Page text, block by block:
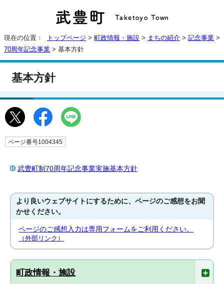
現在の位置： トップページ > 町政情報・施設 > まちの紹介 > 記念事業 >
70周年記念事業 > 基本方針
基本方針
ページ番号1004345
武豊町制70周年記念事業実施基本方針
より良いウェブサイトにするために、ページのご感想をお聞
かせください。
ページのご感想入力は専用フォームをご利用ください。
（外部リンク）
町政情報・施設